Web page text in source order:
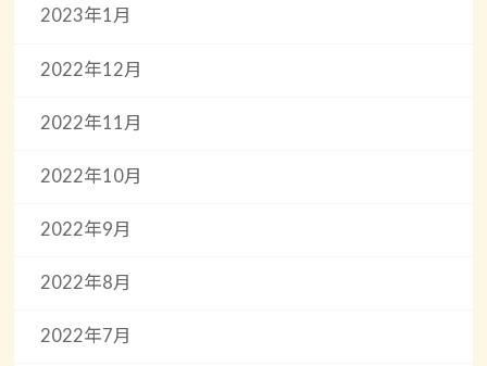
2023年1月
2022年12月
2022年11月
2022年10月
2022年9月
2022年8月
2022年7月